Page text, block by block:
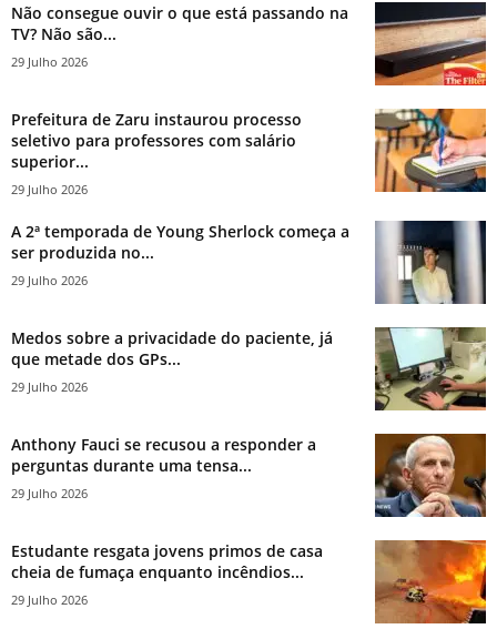
Não consegue ouvir o que está passando na
TV? Não são...
29 Julho 2026
Prefeitura de Zaru instaurou processo
seletivo para professores com salário
superior...
29 Julho 2026
A 2ª temporada de Young Sherlock começa a
ser produzida no...
29 Julho 2026
Medos sobre a privacidade do paciente, já
que metade dos GPs...
29 Julho 2026
Anthony Fauci se recusou a responder a
perguntas durante uma tensa...
29 Julho 2026
Estudante resgata jovens primos de casa
cheia de fumaça enquanto incêndios...
29 Julho 2026